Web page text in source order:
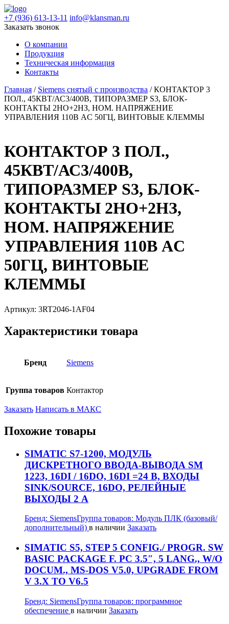
+7 (936) 613-13-11 info@klansman.ru
Заказать звонок
О компании
Продукция
Техническая информация
Контакты
Главная / Siemens снятый с производства / КОНТАКТОР 3
ПОЛ., 45КВТ/АС3/400В, ТИПОРАЗМЕР S3, БЛОК-
КОНТАКТЫ 2НО+2НЗ, НОМ. НАПРЯЖЕНИЕ
УПРАВЛЕНИЯ 110В AC 50ГЦ, ВИНТОВЫЕ КЛЕММЫ
КОНТАКТОР 3 ПОЛ.,
45КВТ/АС3/400В,
ТИПОРАЗМЕР S3, БЛОК-
КОНТАКТЫ 2НО+2НЗ,
НОМ. НАПРЯЖЕНИЕ
УПРАВЛЕНИЯ 110В AC
50ГЦ, ВИНТОВЫЕ
КЛЕММЫ
Артикул: 3RT2046-1AF04
Характеристики товара
Бренд Siemens
Группа товаров Контактор
Заказать Написать в МАКС
Похожие товары
SIMATIC S7-1200, МОДУЛЬ
ДИСКРЕТНОГО ВВОДА-ВЫВОДА SM
1223, 16DI / 16DO, 16DI =24 В, ВХОДЫ
SINK/SOURCE, 16DO, РЕЛЕЙНЫЕ
ВЫХОДЫ 2 A
Бренд: SiemensГруппа товаров: Модуль ПЛК (базовый/
дополнительный) в наличии Заказать
SIMATIC S5, STEP 5 CONFIG./ PROGR. SW
BASIC PACKAGE F. PC 3.5″, 5 LANG., W/O
DOCUM., MS-DOS V5.0, UPGRADE FROM
V 3.X TO V6.5
Бренд: SiemensГруппа товаров: программное
обеспечение в наличии Заказать